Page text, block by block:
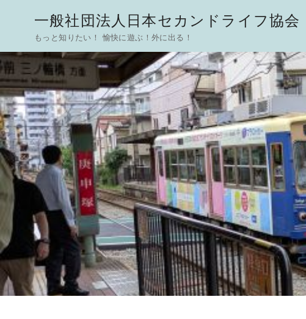
コ
ン
テ
ン
ツ
へ
移
動
一般社団法人日本セカンドライフ協
もっと知りたい！ 愉快に遊ぶ！外に出る！